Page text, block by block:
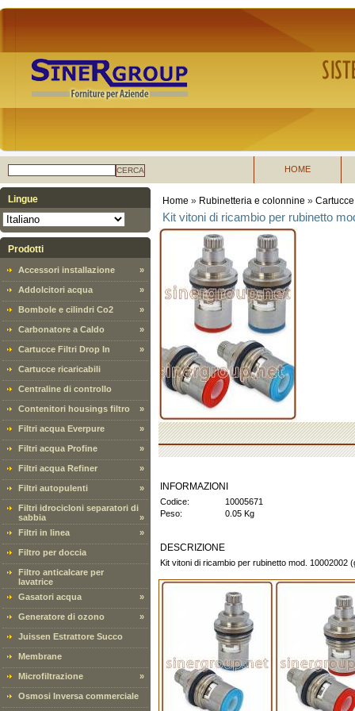
CERCA HOME
Lingue
Prodotti
Accessori installazione »
Addolcitori acqua »
Bombole e cilindri Co2 »
Carbonatore a Caldo »
Cartucce Filtri Drop In »
Cartucce ricaricabili
Centraline di controllo
Contenitori housings filtro »
Filtri acqua Everpure »
Filtri acqua Profine »
Filtri acqua Refiner »
Filtri autopulenti »
Filtri idrocicloni separatori di
sabbia
»
Filtri in linea
»
Filtro per doccia
Filtro anticalcare per
lavatrice
Gasatori acqua
»
Generatore di ozono »
Juissen Estrattore Succo
Membrane
Microfiltrazione »
Osmosi Inversa commerciale
Home » Rubinetteria e colonnine »
Kit vitoni di ricambio per rubinetto
INFORMAZIONI
Codice:
10005671
Peso:
0.05 Kg
DESCRIZIONE
Kit vitoni di ricambio per rubinetto mod. 10002002